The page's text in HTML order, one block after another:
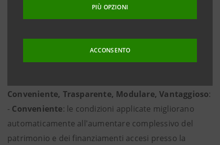
PIÙ OPZIONI
ACCONSENTO
personalizzabili e innovativi la clientela più sofisticata.
dedicato a liberi professionisti, commercianti e
artigiani che cercano nella banca un riferimento
Conveniente, Trasparente, Modulare, Vantaggioso:
- Conveniente: le condizioni applicate migliorano
automaticamente all'aumentare complessivo del
patrimonio e dei finanziamenti accesi presso la